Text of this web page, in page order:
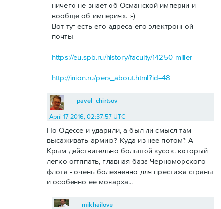
ничего не знает об Османской империи и
вообще об империях. :-)
Вот тут есть его адреса его электронной
почты.
https://eu.spb.ru/history/faculty/14250-miller
http://inion.ru/pers_about.html?id=48
pavel_chirtsov
April 17 2016, 02:37:57 UTC
По Одессе и ударили, а был ли смысл там
высаживать армию? Куда из нее потом? А
Крым действительно большой кусок. который
легко оттяпать, главная база Черноморского
флота - очень болезненно для престижа страны
и особенно ее монарха...
mikhailove